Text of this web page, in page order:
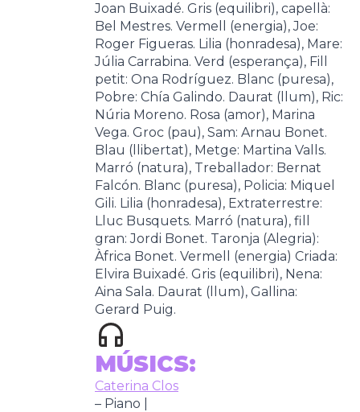
Joan Buixadé. Gris (equilibri), capellà:
Bel Mestres. Vermell (energia), Joe:
Roger Figueras. Lilia (honradesa), Mare:
Júlia Carrabina. Verd (esperança), Fill
petit: Ona Rodríguez. Blanc (puresa),
Pobre: Chía Galindo. Daurat (llum), Ric:
Núria Moreno. Rosa (amor), Marina
Vega. Groc (pau), Sam: Arnau Bonet.
Blau (llibertat), Metge: Martina Valls.
Marró (natura), Treballador: Bernat
Falcón. Blanc (puresa), Policia: Miquel
Gili. Lilia (honradesa), Extraterrestre:
Lluc Busquets. Marró (natura), fill
gran: Jordi Bonet. Taronja (Alegria):
Àfrica Bonet. Vermell (energia) Criada:
Elvira Buixadé. Gris (equilibri), Nena:
Aina Sala. Daurat (llum), Gallina:
Gerard Puig.
MÚSICS:
Caterina Clos
– Piano |